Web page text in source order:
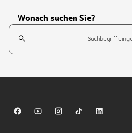
Wonach suchen Sie?
Suchfeld
Sparkasse auf Facebook
Sparkasse auf Youtube
Sparkasse auf Instagram
Sparkasse auf
Sparkasse